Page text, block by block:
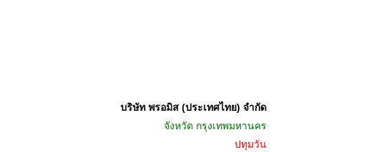
บริษัท พรอมิส (ประเทศไทย) จำกัด
จังหวัด กรุงเทพมหานคร
ปทุมวัน